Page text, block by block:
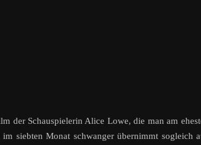
der Schauspielerin Alice Lowe, die man am
siebten Monat schwanger übernimmt sogleich